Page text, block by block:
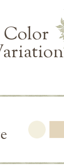
Color